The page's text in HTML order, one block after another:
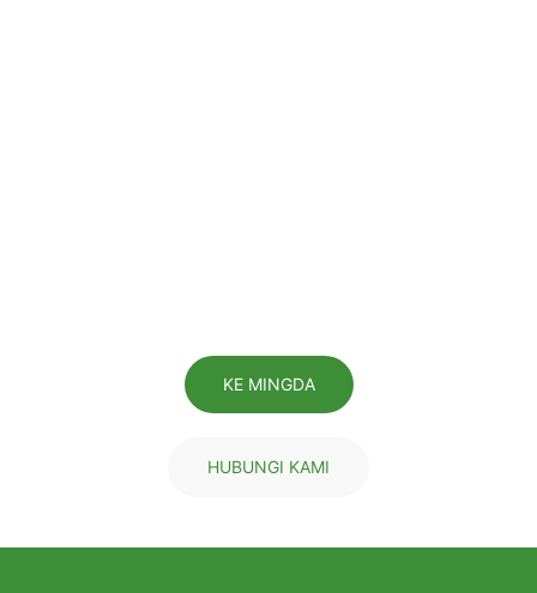
KE MINGDA
HUBUNGI KAMI